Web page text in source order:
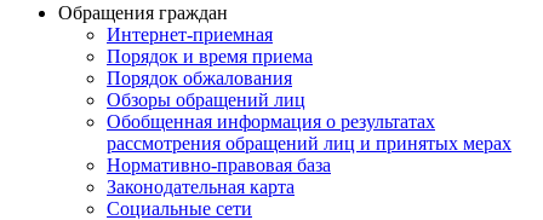
Обращения граждан
Интернет-приемная
Порядок и время приема
Порядок обжалования
Обзоры обращений лиц
Обобщенная информация о результатах
рассмотрения обращений лиц и принятых мерах
Нормативно-правовая база
Законодательная карта
Социальные сети